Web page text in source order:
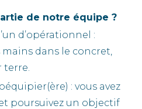
de notre équipe ?
d’opérationnel :
dans le concret,
terre.
: vous avez
et poursuivez un objectif